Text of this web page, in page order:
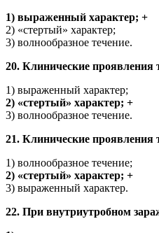
1) выраженный характер; +
2) «стертый» характер;
3) волнообразное течение.
20. Клинические проявления
1) выраженный характер;
2) «стертый» характер; +
3) волнообразное течение.
21. Клинические проявления
1) волнообразное течение;
2) «стертый» характер; +
3) выраженный характер.
22. При внутриутробном